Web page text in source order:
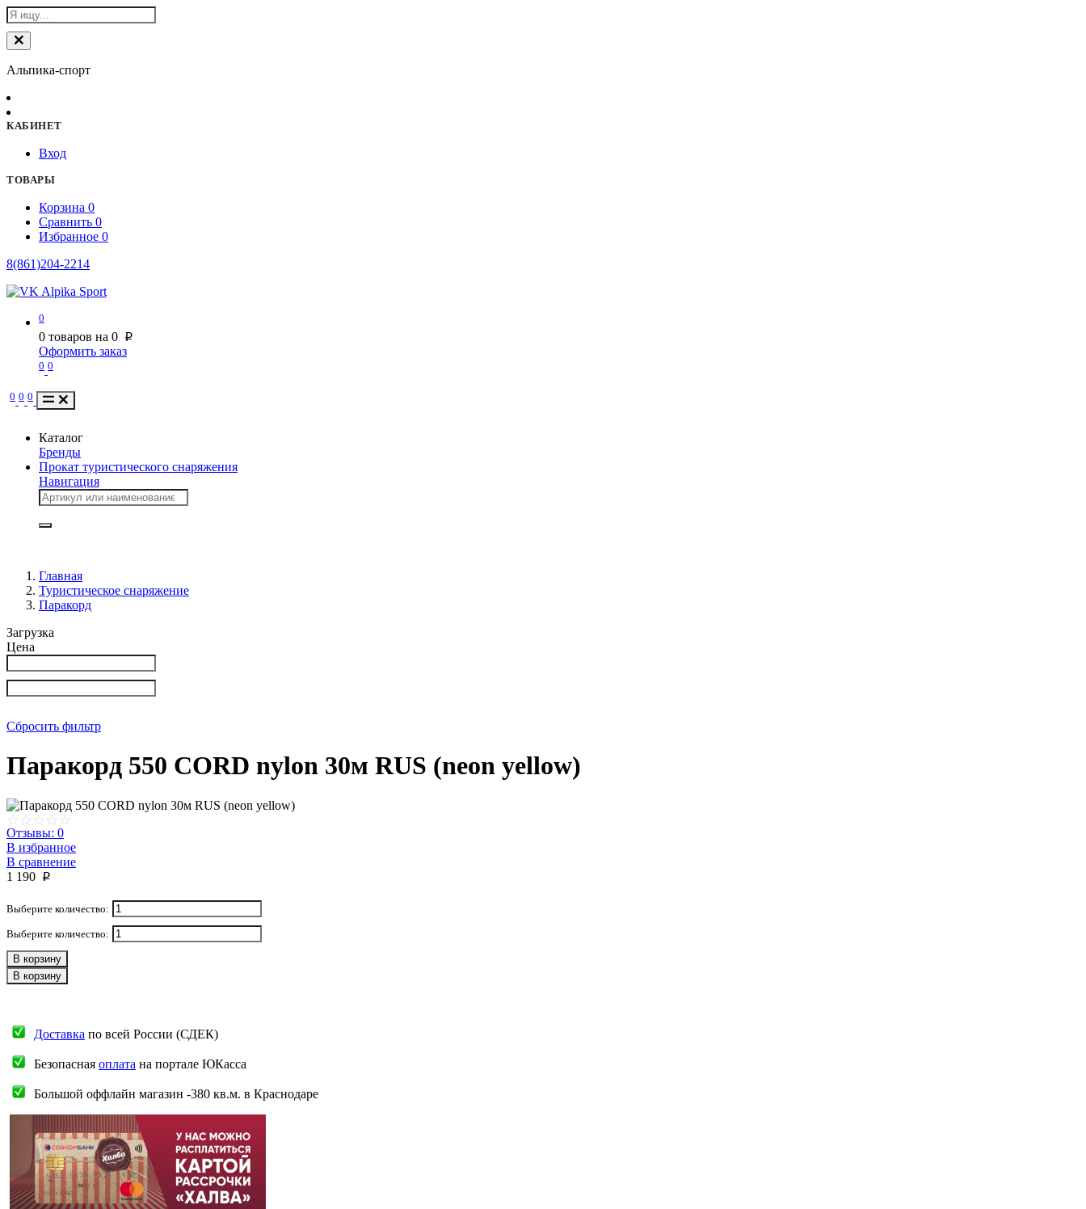
Альпика-спорт
КАБИНЕТ
Вход
ТОВАРЫ
Корзина 0
Сравнить 0
Избранное 0
8(861)204-2214
0
0 товаров на 0 p
Оформить заказ
0 0
0 0 0
Каталог
Бренды
Прокат туристического снаряжения
Навигация
Главная
Туристическое снаряжение
Паракорд
Загрузка
Цена
Сбросить фильтр
Паракорд 550 CORD nylon 30м RUS (neon yellow)
Отзывы: 0
В избранное
В сравнение
1 190 p
Выберите количество:
Выберите количество:
В корзину
В корзину
Доставка по всей России (СДЕК)
Безопасная оплата на портале ЮКасса
Большой оффлайн магазин -380 кв.м. в Краснодаре